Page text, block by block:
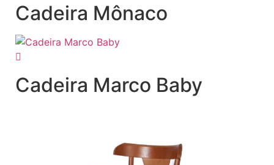
Cadeira Mônaco
Cadeira Marco Baby